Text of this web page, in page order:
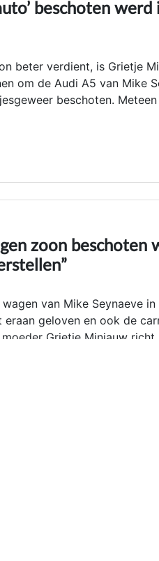
beschoten werd
beter verdient, is Grietje
om de Audi A5 van Mike
beschoten.
zoon beschoten
van Mike Seynaeve
eraan geloven en ook de
Grietje Minjauw richt